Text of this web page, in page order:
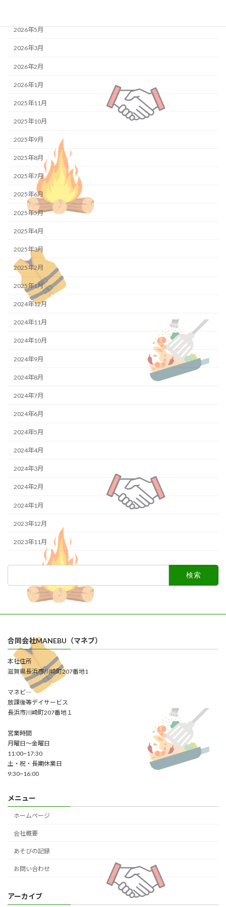
2026年5月
2026年3月
2026年2月
2026年1月
2025年11月
2025年10月
2025年9月
2025年8月
2025年7月
2025年6月
2025年5月
2025年4月
2025年3月
2025年2月
2025年1月
2024年12月
2024年11月
2024年10月
2024年9月
2024年8月
2024年7月
2024年6月
2024年5月
2024年4月
2024年3月
2024年2月
2024年1月
2023年12月
2023年11月
合同会社MANEBU（マネブ）
本社住所
滋賀県長浜市川崎町207番地1
マネビ―
放課後等デイサービス
長浜市川崎町207番地１
営業時間
月曜日～金曜日
11:00~17:30
土・祝・長期休業日
9:30~16:00
メニュー
ホームページ
会社概要
あそびの記録
お問い合わせ
アーカイブ